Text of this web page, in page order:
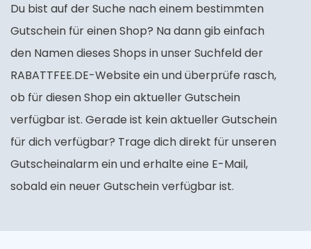
Du bist auf der Suche nach einem bestimmten
Gutschein für einen Shop? Na dann gib einfach
den Namen dieses Shops in unser Suchfeld der
RABATTFEE.DE-Website ein und überprüfe rasch,
ob für diesen Shop ein aktueller Gutschein
verfügbar ist. Gerade ist kein aktueller Gutschein
für dich verfügbar? Trage dich direkt für unseren
Gutscheinalarm ein und erhalte eine E-Mail,
sobald ein neuer Gutschein verfügbar ist.